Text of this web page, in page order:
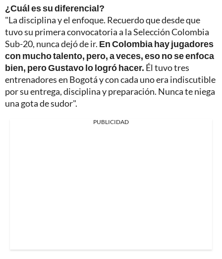
¿Cuál es su diferencial?
"La disciplina y el enfoque. Recuerdo que desde que
tuvo su primera convocatoria a la Selección Colombia
Sub-20, nunca dejó de ir. En Colombia hay jugadores
con mucho talento, pero, a veces, eso no se enfoca
bien, pero Gustavo lo logró hacer. Él tuvo tres
entrenadores en Bogotá y con cada uno era indiscutible
por su entrega, disciplina y preparación. Nunca te niega
una gota de sudor".
PUBLICIDAD